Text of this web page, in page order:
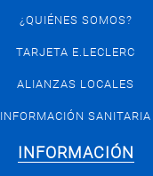
¿QUIÉNES SOMOS?
TARJETA E.LECLERC
ALIANZAS LOCALES
INFORMACIÓN SANITARIA
INFORMACIÓN